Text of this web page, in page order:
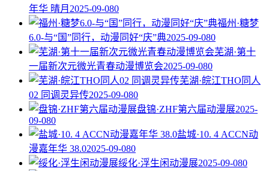
年华 晴月 2025-09-080
福州·糖梦
6.0-与“国”同行，动漫同好“庆”典2025-09-080
芜湖·第十
一届新次元微光青春动漫博览会2025-09-080
芜湖·皖江THO同人
02 同调灵异传2025-09-080
盘锦·ZHF第六届动漫展2025-
09-080
盐城·10. 4 ACCN动
漫嘉年华 38.02025-09-080
绥化·浮生闲动漫展2025-09-080